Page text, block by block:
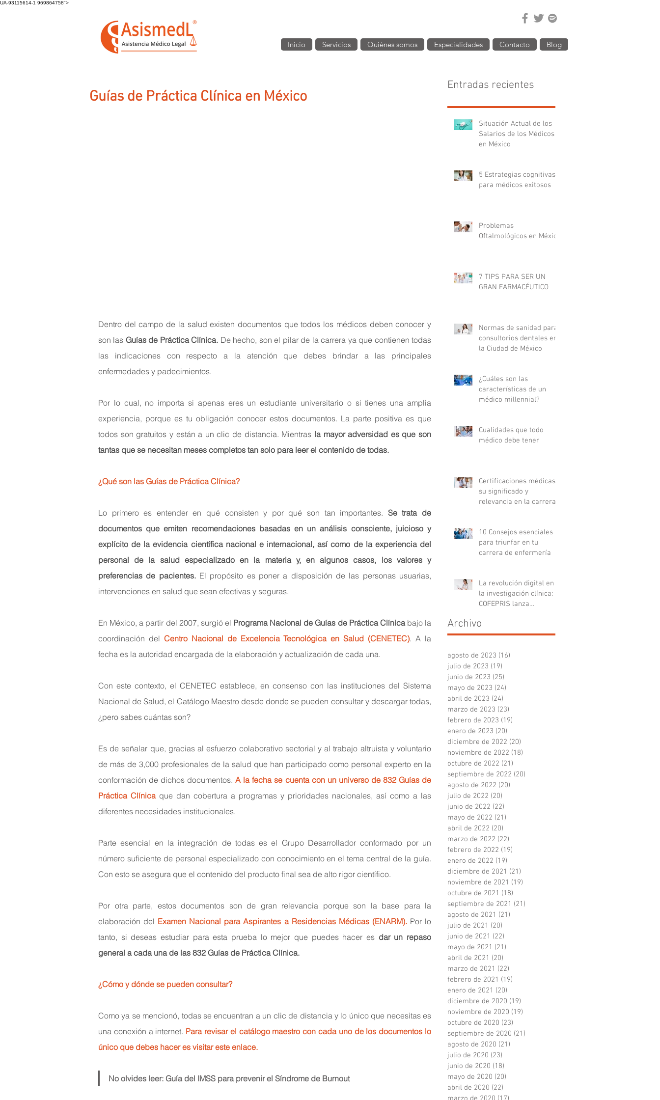
UA-93115614-1 969864758">
Inicio Servicios Quiénes somos Especialidades Contacto Blog
Guías de Práctica Clínica en México
Dentro del campo de la salud existen documentos que todos los médicos deben conocer y
son las Guías de Práctica Clínica. De hecho, son el pilar de la carrera ya que contienen todas
las indicaciones con respecto a la atención que debes brindar a las principales
enfermedades y padecimientos.
Por lo cual, no importa si apenas eres un estudiante universitario o si tienes una amplia
experiencia, porque es tu obligación conocer estos documentos. La parte positiva es que
todos son gratuitos y están a un clic de distancia. Mientras la mayor adversidad es que son
tantas que se necesitan meses completos tan solo para leer el contenido de todas.
¿Qué son las Guías de Práctica Clínica?
Lo primero es entender en qué consisten y por qué son tan importantes. Se trata de
documentos que emiten recomendaciones basadas en un análisis consciente, juicioso y
explícito de la evidencia científica nacional e internacional, así como de la experiencia del
personal de la salud especializado en la materia y, en algunos casos, los valores y
preferencias de pacientes. El propósito es poner a disposición de las personas usuarias,
intervenciones en salud que sean efectivas y seguras.
En México, a partir del 2007, surgió el Programa Nacional de Guías de Práctica Clínica bajo la
coordinación del Centro Nacional de Excelencia Tecnológica en Salud (CENETEC). A la
fecha es la autoridad encargada de la elaboración y actualización de cada una.
Con este contexto, el CENETEC establece, en consenso con las instituciones del Sistema
Nacional de Salud, el Catálogo Maestro desde donde se pueden consultar y descargar todas,
¿pero sabes cuántas son?
Es de señalar que, gracias al esfuerzo colaborativo sectorial y al trabajo altruista y voluntario
de más de 3,000 profesionales de la salud que han participado como personal experto en la
conformación de dichos documentos. A la fecha se cuenta con un universo de 832 Guías de
Práctica Clínica que dan cobertura a programas y prioridades nacionales, así como a las
diferentes necesidades institucionales.
Parte esencial en la integración de todas es el Grupo Desarrollador conformado por un
número suficiente de personal especializado con conocimiento en el tema central de la guía.
Con esto se asegura que el contenido del producto final sea de alto rigor científico.
Por otra parte, estos documentos son de gran relevancia porque son la base para la
elaboración del Examen Nacional para Aspirantes a Residencias Médicas (ENARM). Por lo
tanto, si deseas estudiar para esta prueba lo mejor que puedes hacer es dar un repaso
general a cada una de las 832 Guías de Práctica Clínica.
¿Cómo y dónde se pueden consultar?
Como ya se mencionó, todas se encuentran a un clic de distancia y lo único que necesitas es
una conexión a internet. Para revisar el catálogo maestro con cada uno de los documentos lo
único que debes hacer es visitar este enlace.
No olvides leer: Guía del IMSS para prevenir el Síndrome de Burnout
Entradas recientes
Situación Actual de los
Salarios de los Médicos
en México
5 Estrategias cognitivas
para médicos exitosos
Problemas
Oftalmológicos en México
7 TIPS PARA SER UN
GRAN FARMACÉUTICO
Normas de sanidad para
consultorios dentales en
la Ciudad de México
¿Cuáles son las
características de un
médico millennial?
Cualidades que todo
médico debe tener
Certificaciones médicas:
su significado y
relevancia en la carrera
10 Consejos esenciales
para triunfar en tu
carrera de enfermería
La revolución digital en
la investigación clínica:
COFEPRIS lanza
Archivo
agosto de 2023 (16)
julio de 2023 (19)
junio de 2023 (25)
mayo de 2023 (24)
abril de 2023 (24)
marzo de 2023 (23)
febrero de 2023 (19)
enero de 2023 (20)
diciembre de 2022 (20)
noviembre de 2022 (18)
octubre de 2022 (21)
septiembre de 2022 (20)
agosto de 2022 (20)
julio de 2022 (20)
junio de 2022 (22)
mayo de 2022 (21)
abril de 2022 (20)
marzo de 2022 (22)
febrero de 2022 (19)
enero de 2022 (19)
diciembre de 2021 (21)
noviembre de 2021 (19)
octubre de 2021 (18)
septiembre de 2021 (21)
agosto de 2021 (21)
julio de 2021 (20)
junio de 2021 (22)
mayo de 2021 (21)
abril de 2021 (20)
marzo de 2021 (22)
febrero de 2021 (19)
enero de 2021 (20)
diciembre de 2020 (19)
noviembre de 2020 (19)
octubre de 2020 (23)
septiembre de 2020 (21)
agosto de 2020 (21)
julio de 2020 (23)
junio de 2020 (18)
mayo de 2020 (20)
abril de 2020 (22)